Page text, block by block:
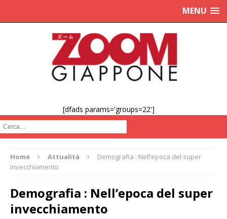
MENU
[dfads params='groups=22']
Cerca :
Home Attualità
Demografia : Nell’epoca del super
invecchiamento
Demografia : Nell’epoca del super
invecchiamento